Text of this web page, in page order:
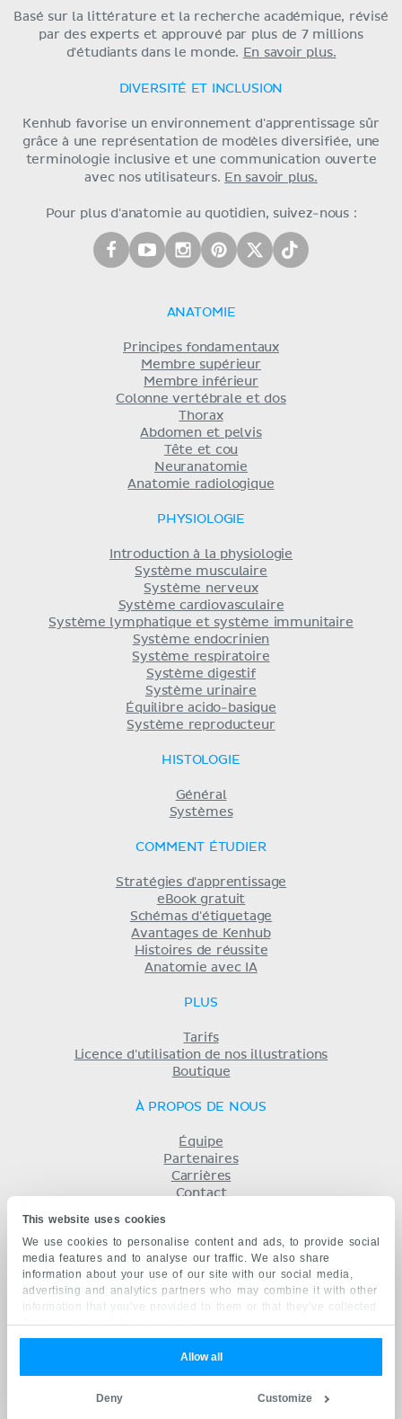
This website uses cookies
We use cookies to personalise content and ads, to provide social
media features and to analyse our traffic. We also share
information about your use of our site with our social media,
advertising and analytics partners who may combine it with other
information that you’ve provided to them or that they’ve collected
from your use of their services.
Allow all
Customize
Deny
Basé sur la littérature et la recherche académique, révisé
par des experts et approuvé par plus de 7 millions
d'étudiants dans le monde. En savoir plus.
DIVERSITÉ ET INCLUSION
Kenhub favorise un environnement d'apprentissage sûr
grâce à une représentation de modèles diversifiée, une
terminologie inclusive et une communication ouverte
avec nos utilisateurs. En savoir plus.
Pour plus d'anatomie au quotidien, suivez-nous :
ANATOMIE
Principes fondamentaux
Membre supérieur
Membre inférieur
Colonne vertébrale et dos
Thorax
Abdomen et pelvis
Tête et cou
Neuranatomie
Anatomie radiologique
PHYSIOLOGIE
Introduction à la physiologie
Système musculaire
Système nerveux
Système cardiovasculaire
Système lymphatique et système immunitaire
Système endocrinien
Système respiratoire
Système digestif
Système urinaire
Équilibre acido-basique
Système reproducteur
HISTOLOGIE
Général
Systèmes
COMMENT ÉTUDIER
Stratégies d'apprentissage
eBook gratuit
Schémas d'étiquetage
Avantages de Kenhub
Histoires de réussite
Anatomie avec IA
PLUS
Tarifs
Licence d'utilisation de nos illustrations
Boutique
À PROPOS DE NOUS
Équipe
Partenaires
Carrières
Contact
Politique de confidentialité
KENHUB EN...
English